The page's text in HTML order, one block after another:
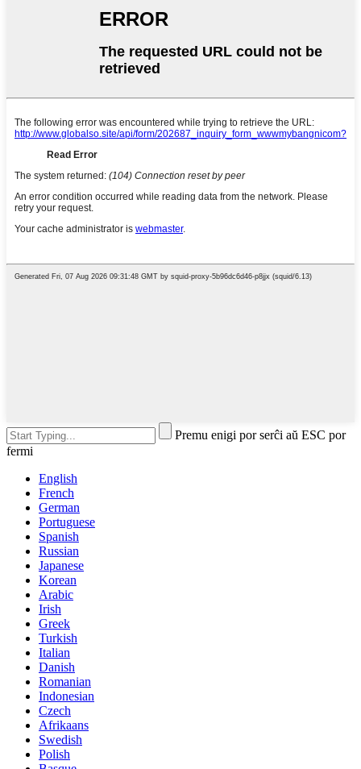
Premu enigi por serĉi aŭ ESC por
fermi
English
French
German
Portuguese
Spanish
Russian
Japanese
Korean
Arabic
Irish
Greek
Turkish
Italian
Danish
Romanian
Indonesian
Czech
Afrikaans
Swedish
Polish